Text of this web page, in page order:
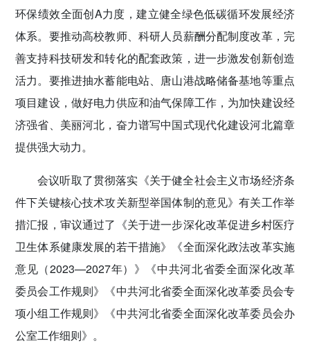
环保绩效全面创A力度，建立健全绿色低碳循环发展经济
体系。要推动高校教师、科研人员薪酬分配制度改革，完
善支持科技研发和转化的配套政策，进一步激发创新创造
活力。要推进抽水蓄能电站、唐山港战略储备基地等重点
项目建设，做好电力供应和油气保障工作，为加快建设经
济强省、美丽河北，奋力谱写中国式现代化建设河北篇章
提供强大动力。
会议听取了贯彻落实《关于健全社会主义市场经济条
件下关键核心技术攻关新型举国体制的意见》有关工作举
措汇报，审议通过了《关于进一步深化改革促进乡村医疗
卫生体系健康发展的若干措施》《全面深化政法改革实施
意见（2023—2027年）》《中共河北省委全面深化改革
委员会工作规则》《中共河北省委全面深化改革委员会专
项小组工作规则》《中共河北省委全面深化改革委员会办
公室工作细则》。